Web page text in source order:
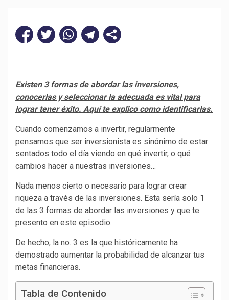
Existen 3 formas de abordar las inversiones,
conocerlas y seleccionar la adecuada es vital para
lograr tener éxito. Aquí te explico como identificarlas.
Cuando comenzamos a invertir, regularmente
pensamos que ser inversionista es sinónimo de estar
sentados todo el día viendo en qué invertir, o qué
cambios hacer a nuestras inversiones…
Nada menos cierto o necesario para lograr crear
riqueza a través de las inversiones. Esta sería solo 1
de las 3 formas de abordar las inversiones y que te
presento en este episodio.
De hecho, la no. 3 es la que históricamente ha
demostrado aumentar la probabilidad de alcanzar tus
metas financieras.
Tabla de Contenido